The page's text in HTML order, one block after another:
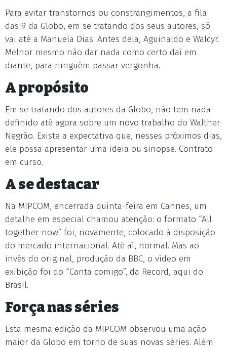
Para evitar transtornos ou constrangimentos, a fila
das 9 da Globo, em se tratando dos seus autores, só
vai até a Manuela Dias. Antes dela, Aguinaldo e Walcyr.
Melhor mesmo não dar nada como certo daí em
diante, para ninguém passar vergonha.
A propósito
Em se tratando dos autores da Globo, não tem nada
definido até agora sobre um novo trabalho do Walther
Negrão. Existe a expectativa que, nesses próximos dias,
ele possa apresentar uma ideia ou sinopse. Contrato
em curso.
A se destacar
Na MIPCOM, encerrada quinta-feira em Cannes, um
detalhe em especial chamou atenção: o formato “All
together now” foi, novamente, colocado à disposição
do mercado internacional. Até aí, normal. Mas ao
invés do original, produção da BBC, o vídeo em
exibição foi do “Canta comigo”, da Record, aqui do
Brasil.
Força nas séries
Esta mesma edição da MIPCOM observou uma ação
maior da Globo em torno de suas novas séries. Além